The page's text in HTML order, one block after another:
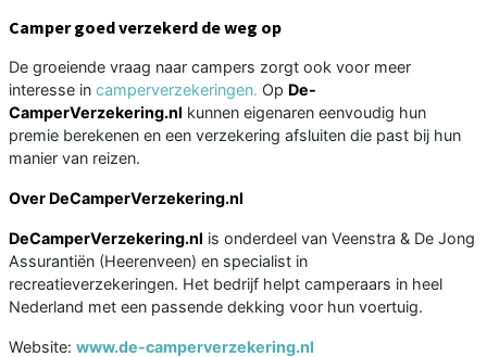
Camper goed verzekerd de weg op
De groeiende vraag naar campers zorgt ook voor meer
interesse in camperverzekeringen. Op De-
CamperVerzekering.nl kunnen eigenaren eenvoudig hun
premie berekenen en een verzekering afsluiten die past bij hun
manier van reizen.
Over DeCamperVerzekering.nl
DeCamperVerzekering.nl is onderdeel van Veenstra & De Jong
Assurantiën (Heerenveen) en specialist in
recreatieverzekeringen. Het bedrijf helpt camperaars in heel
Nederland met een passende dekking voor hun voertuig.
Website: www.de-camperverzekering.nl